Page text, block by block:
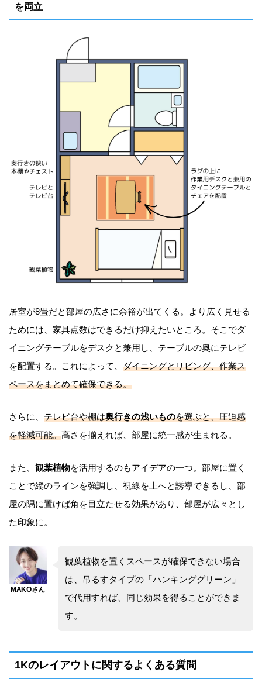
を両立
居室が8畳だと部屋の広さに余裕が出てくる。より広く見せる
ためには、家具点数はできるだけ抑えたいところ。そこでダ
イニングテーブルをデスクと兼用し、テーブルの奥にテレビ
を配置する。これによって、 ダイニングとリビング、作業ス
ペースをまとめて確保できる。
さらに、 テレビ台や棚は奥行きの浅いものを選ぶと、圧迫感
を軽減可能。高さを揃えれば、部屋に統一感が生まれる。
また、 観葉植物を活用するのもアイデアの一つ。部屋に置く
ことで縦のラインを強調し、視線を上へと誘導できるし、部
屋の隅に置けば角を目立たせる効果があり、部屋が広々とし
た印象に。
観葉植物を置くスペースが確保できない場合
は、吊るすタイプの「ハンキンググリーン」
で代用すれば、同じ効果を得ることができま
す。
1Kのレイアウトに関するよくある質問